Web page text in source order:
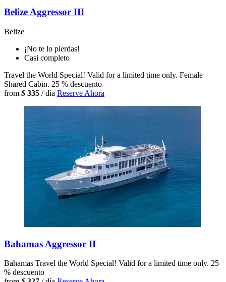
Belize Aggressor III
Belize
¡No te lo pierdas!
Casi completo
Travel the World Special! Valid for a limited time only. Female
Shared Cabin. 25 % descuento
from $ 335 / día Reserve Ahora
Bahamas Aggressor II
Bahamas Travel the World Special! Valid for a limited time only. 25
% descuento